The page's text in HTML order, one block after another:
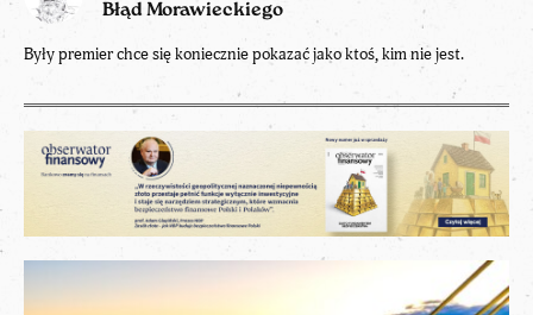
Błąd Morawieckiego
Były premier chce się koniecznie pokazać jako ktoś, kim nie jest.